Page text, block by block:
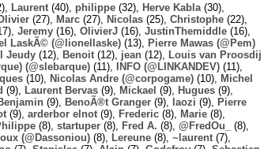
Laurent (40), philippe (32), Herve Kabla (30),
(27), Marc (27), Nicolas (25), Christophe (22),
Jeremy (16), OlivierJ (16), JustinThemiddle (16),
LaskÃ© (@lionellaske) (13),
Pierre Mawas (@Pem)
Jeudy (12), Benoit (12), jean (12),
Louis van Proosdij
(@slebarque) (11), INFO (@LINKANDEV) (11),
(10), Nicolas Andre (@corpogame) (10),
Michel
(9), Laurent Bervas (9), Mickael (9), Hugues (9),
(9), BenoÃ®t Granger (9), laozi (9),
Pierre
(9), arderbor elnot (9), Frederic (8), Marie (8),
(8), startuper (8), Fred A. (8), @FredOu_
(8),
(@Dassoniou) (8), Lereune (8), ~laurent (7),